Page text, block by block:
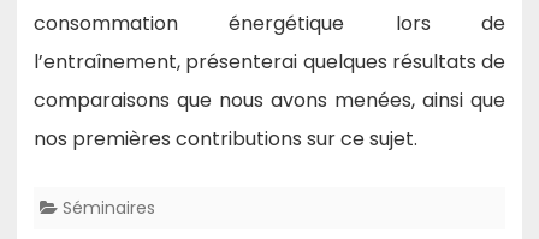
consommation énergétique lors de
l’entraînement, présenterai quelques résultats de
comparaisons que nous avons menées, ainsi que
nos premières contributions sur ce sujet.
Séminaires